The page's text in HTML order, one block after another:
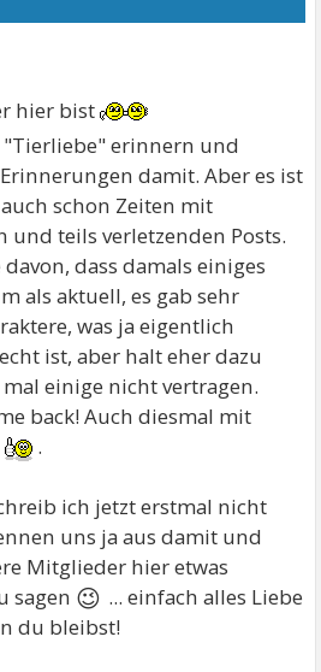
hier bist
erinnern und
damit. Aber es ist
schon Zeiten mit
und teils verletzenden Posts.
dass damals einiges
als aktuell, es gab sehr
was ja eigentlich
ist, aber halt eher dazu
einige nicht vertragen.
back! Auch diesmal mit
.
ich jetzt erstmal nicht
uns ja aus damit und
Mitglieder hier etwas
sagen 😉 ... einfach alles Liebe
du bleibst!